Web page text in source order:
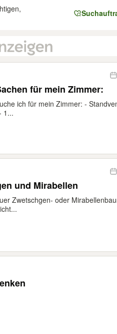
für mein Zimmer:
ich für mein Zimmer: -
1...
und Mirabellen
Zwetschgen- oder